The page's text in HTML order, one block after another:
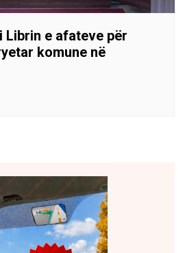
Librin e afateve për
komune në